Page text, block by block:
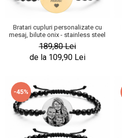
Bratari cupluri personalizate cu
mesaj, bilute onix - stainless steel
189,80 Lei
de la 109,90 Lei
-45%